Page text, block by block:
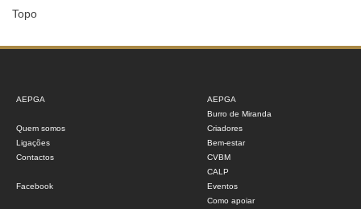
Topo
AEPGA
Quem somos
Ligações
Contactos
Facebook
AEPGA
Burro de Miranda
Criadores
Bem-estar
CVBM
CALP
Eventos
Como apoiar